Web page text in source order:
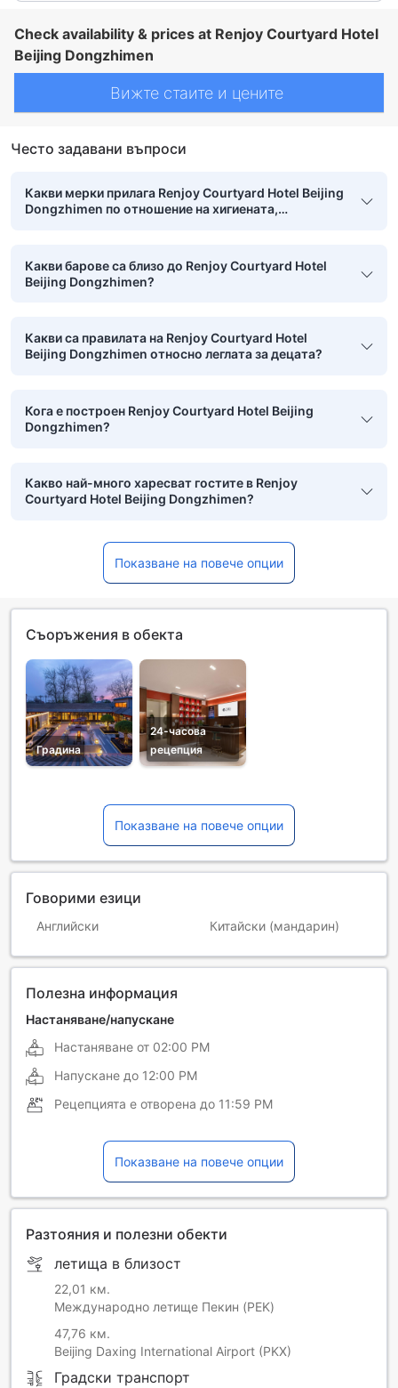
Check availability & prices at Renjoy Courtyard Hotel
Beijing Dongzhimen
Вижте стаите и цените
Често задавани въпроси
Какви мерки прилага Renjoy Courtyard Hotel Beijing
Dongzhimen по отношение на хигиената,
Какви барове са близо до Renjoy Courtyard Hotel
Beijing Dongzhimen?
Какви са правилата на Renjoy Courtyard Hotel
Beijing Dongzhimen относно леглата за децата?
Кога е построен Renjoy Courtyard Hotel Beijing
Dongzhimen?
Какво най-много харесват гостите в Renjoy
Courtyard Hotel Beijing Dongzhimen?
Показване на повече опции
Съоръжения в обекта
Градина
24-часова
рецепция
Показване на повече опции
Говорими езици
Английски Китайски (мандарин)
Полезна информация
Настаняване/напускане
Настаняване от 02:00 PM
Напускане до 12:00 PM
Рецепцията е отворена до 11:59 PM
Показване на повече опции
Разтояния и полезни обекти
летища в близост
22,01 км.
Международно летище Пекин (PEK)
47,76 км.
Beijing Daxing International Airport (PKX)
Градски транспорт